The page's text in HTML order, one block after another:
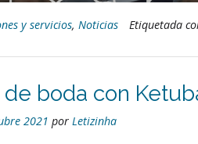
y servicios, Noticias Etiquetada
boda con
2021 por Letizinha